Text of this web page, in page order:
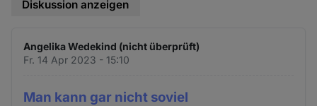
Diskussion anzeigen
Angelika Wedekind (nicht überprüft)
Fr. 14 Apr 2023 - 15:10
Man kann gar nicht soviel